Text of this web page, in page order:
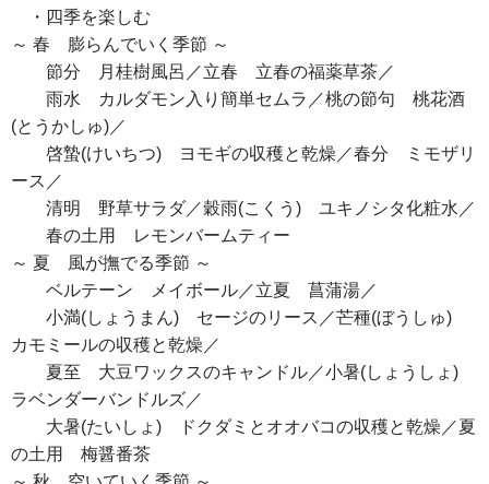
・四季を楽しむ
～ 春 膨らんでいく季節 ～
節分 月桂樹風呂／立春 立春の福薬草茶／
雨水 カルダモン入り簡単セムラ／桃の節句 桃花酒
(とうかしゅ)／
啓蟄(けいちつ) ヨモギの収穫と乾燥／春分 ミモザリ
ース／
清明 野草サラダ／穀雨(こくう) ユキノシタ化粧水／
春の土用 レモンバームティー
～ 夏 風が撫でる季節 ～
ベルテーン メイボール／立夏 菖蒲湯／
小満(しょうまん) セージのリース／芒種(ぼうしゅ)
カモミールの収穫と乾燥／
夏至 大豆ワックスのキャンドル／小暑(しょうしょ)
ラベンダーバンドルズ／
大暑(たいしょ) ドクダミとオオバコの収穫と乾燥／夏
の土用 梅醤番茶